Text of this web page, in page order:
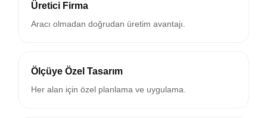
Üretici Firma
Aracı olmadan doğrudan üretim avantajı.
Ölçüye Özel Tasarım
Her alan için özel planlama ve uygulama.